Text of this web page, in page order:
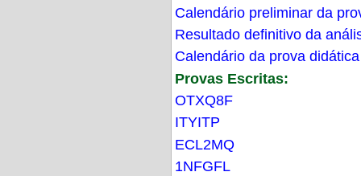
Calendário preliminar da
Resultado definitivo da
Calendário da prova didática
Provas Escritas:
OTXQ8F
ITYITP
ECL2MQ
1NFGFL